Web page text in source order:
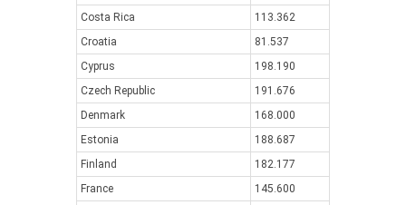
Costa Rica
113.362
Croatia
81.537
Cyprus
198.190
Czech Republic
191.676
Denmark
168.000
Estonia
188.687
Finland
182.177
France
145.600